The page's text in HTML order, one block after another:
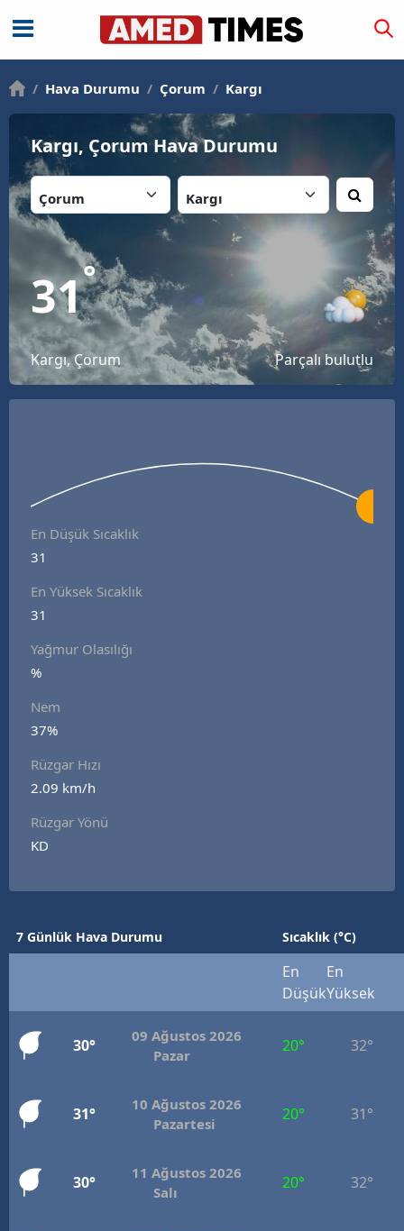
/ Hava Durumu / Çorum / Kargı
Kargı, Çorum Hava Durumu
31°
Kargı, Çorum Parçalı bulutlu
En Düşük Sıcaklık
31
En Yüksek Sıcaklık
31
Yağmur Olasılığı
%
Nem
37%
Rüzgar Hızı
2.09 km/h
Rüzgar Yönü
KD
7 Günlük Hava Durumu Sıcaklık (°C)
En
Düşük
En
Yüksek
30°
09 Ağustos 2026
Pazar
20° 32°
31°
10 Ağustos 2026
Pazartesi
20° 31°
30°
11 Ağustos 2026
Salı
20° 32°